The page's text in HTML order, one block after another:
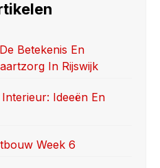
Betekenis En
In Rijswijk
Ideeën En
Week 6